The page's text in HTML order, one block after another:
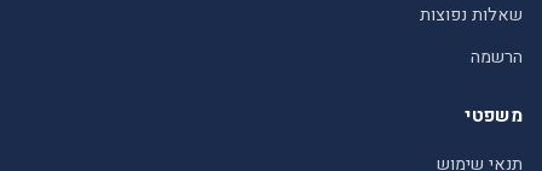
שאלות נפוצות
הרשמה
משפטי
תנאי שימוש